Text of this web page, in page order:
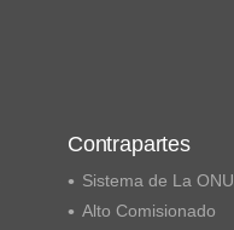
Contrapartes
Sistema de La ONU
Alto Comisionado